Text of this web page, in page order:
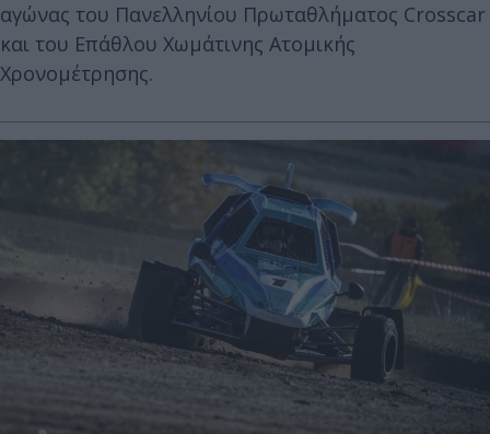
αγώνας του Πανελληνίου Πρωταθλήματος Crosscar
και του Επάθλου Χωμάτινης Ατομικής
Χρονομέτρησης.